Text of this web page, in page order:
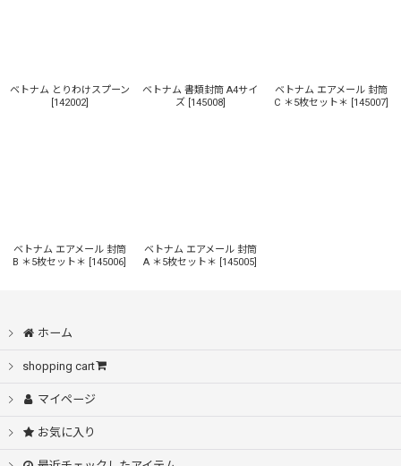
ベトナム とりわけスプーン
[142002]
ベトナム 書類封筒 A4サイ
ズ [145008]
ベトナム エアメール 封筒
C ＊5枚セット＊ [145007]
ベトナム エアメール 封筒
B ＊5枚セット＊ [145006]
ベトナム エアメール 封筒
A ＊5枚セット＊ [145005]
ホーム
shopping cart
マイページ
お気に入り